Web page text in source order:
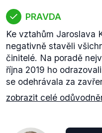
PRAVDA
Ke vztahům Jaroslava
negativně stavěli
činitelé. Na poradě
října 2019 ho
se odehrávala za
zobrazit celé